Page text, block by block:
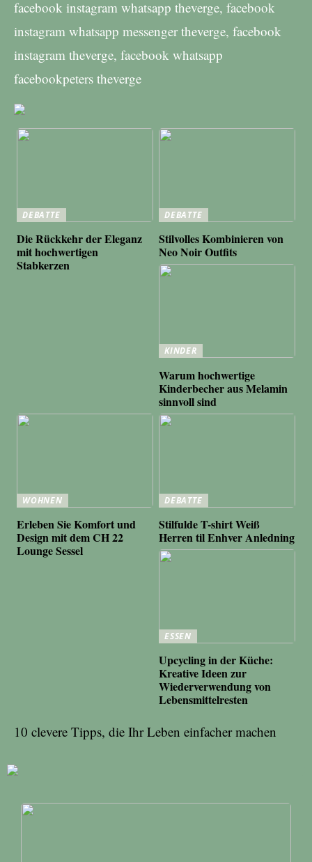
facebook instagram whatsapp theverge, facebook
instagram whatsapp messenger theverge, facebook
instagram theverge, facebook whatsapp
facebookpeters theverge
DEBATTE
Die Rückkehr der Eleganz
mit hochwertigen
Stabkerzen
DEBATTE
Stilvolles Kombinieren von
Neo Noir Outfits
KINDER
Warum hochwertige
Kinderbecher aus Melamin
sinnvoll sind
WOHNEN
Erleben Sie Komfort und
Design mit dem CH 22
Lounge Sessel
DEBATTE
Stilfulde T-shirt Weiß
Herren til Enhver Anledning
ESSEN
Upcycling in der Küche:
Kreative Ideen zur
Wiederverwendung von
Lebensmittelresten
10 clevere Tipps, die Ihr Leben einfacher machen